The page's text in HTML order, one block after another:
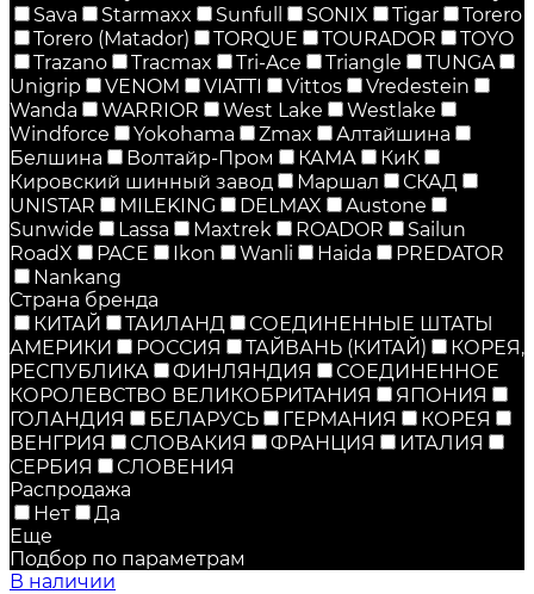
Sava
Starmaxx Sunfull SONIX Tigar
Torero
Torero (Matador)
TORQUE TOURADOR
TOYO
Trazano
Tracmax Tri-Ace Triangle
TUNGA
Unigrip
VENOM VIATTI Vittos
Vredestein
Wanda
WARRIOR West Lake
Westlake
Windforce
Yokohama Zmax
Алтайшина
Белшина
Волтайр-Пром КАМА
КиК
Кировский шинный завод
Маршал
СКАД
UNISTAR
MILEKING DELMAX
Austone
Sunwide
Lassa Maxtrek ROADOR
Sailun
RoadX
PACE Ikon Wanli Haida
PREDATOR
Nankang
Страна бренда
КИТАЙ
ТАИЛАНД
СОЕДИНЕННЫЕ ШТАТЫ
АМЕРИКИ
РОССИЯ ТАЙВАНЬ (КИТАЙ)
КОРЕЯ,
РЕСПУБЛИКА
ФИНЛЯНДИЯ
СОЕДИНЕННОЕ
КОРОЛЕВСТВО ВЕЛИКОБРИТАНИЯ
ЯПОНИЯ
ГОЛАНДИЯ
БЕЛАРУСЬ ГЕРМАНИЯ
КОРЕЯ
ВЕНГРИЯ
СЛОВАКИЯ ФРАНЦИЯ
ИТАЛИЯ
СЕРБИЯ
СЛОВЕНИЯ
Распродажа
Нет
Да
Еще
Подбор по параметрам
В наличии